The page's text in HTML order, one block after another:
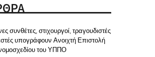
συνθέτες, στιχουργοί, τραγουδιστές
υπογράφουν Ανοιχτή Επιστολή
του ΥΠΠΟ